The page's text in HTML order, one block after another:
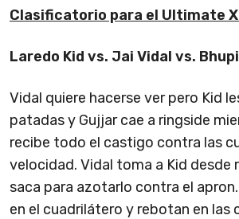
Clasificatorio para el Ultimate
Laredo Kid vs. Jai Vidal vs.
Vidal quiere hacerse ver pero Kid
patadas y Gujjar cae a ringside
recibe todo el castigo contra las
velocidad. Vidal toma a Kid desde
saca para azotarlo contra el
en el cuadrilátero y rebotan en las